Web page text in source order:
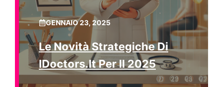
GENNAIO 23, 2025
Le Novità Strategiche Di
IDoctors.it Per Il 2025